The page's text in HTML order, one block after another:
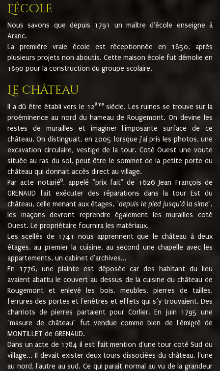
L'école
Nous savons que depuis 1791 un maître d'école enseigne à
Aranc.
La première vraie école est réceptionnée en 1850, après
plusieurs projets non aboutis. Cette maison école fut démolie en
1890 pour la construction du groupe scolaire.
Le château
Il a dû être établi vers le 12èmesiècle. Les ruines se trouve sur la
proéminence au nord du hameau de Rougemont. On devine les
restes de murailles et imaginer l'imposante surface de ce
château. On distinguait, en 2005 lorsque j'ai pris les photos, une
excavation circulaire, vestige de la tour. Coté Ouest une voute
située au ras du sol, peut être le sommet de la petite porte du
château qui donnait accès direct au village.
Par acte notarié6, appelé "prix fait" de 1626 Jean François de
GRENAUD fait exécuter des réparations dans la tour Est du
château, celle menant aux étages, "depuis le pied jusqu'à la sime".
les maçons devront reprendre également les murailles coté
Ouest. Le propriétaire fournira les matériaux.
Les scellés de 1741 nous apprennent que le château à deux
étages, au premier la cuisine, au second une chapelle avec les
appartements, un cabinet d'archives...
En 1776, une plainte est déposée car des habitant du lieu
avaient abattu le couvert au dessus de la cuisine du château de
Rougemont et enlevé les bois, meubles, pierres de tailles,
ferrures des portes et fenêtres et effets qui s’y trouvaient. Des
charriots de pierres partaient pour Corlier. En juin 1795 une
"masure de château" fut vendue comme bien de l'émigré de
MONTILLET de GRENAUD.
Dans un acte de 1784 il est fait mention d'une tour coté Sud du
village... Il devait exister deux tours dissociées du château, l'une
au nord, l'autre au sud. Ce qui parait normal au vu de la grandeur